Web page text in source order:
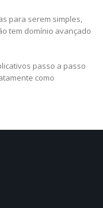
para serem simples,
tem domínio avançado
passo a passo
como